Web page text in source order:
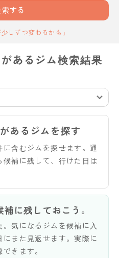
する
しずつ変わるかも」
あるジム検索結果
あるジムを探す
含むジムを探せます。通
補に残して、行けた日は
に残しておこう。
気になるジムを候補に入
また見返せます。実際に
きます。